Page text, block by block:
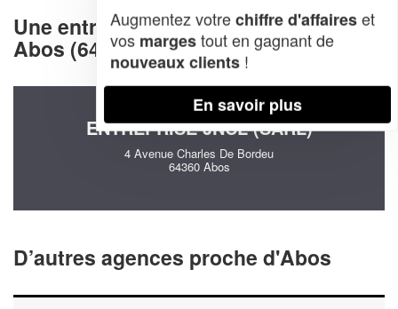
Une entreprise decommunication à
Abos (64360)
ENTREPRISE JNCL (SARL)
4 Avenue Charles De Bordeu
64360 Abos
D’autres agences proche d'Abos
Augmentez votrechiffre d'affaireset
vos margestout en gagnant de
nouveaux clients !
En savoir plus